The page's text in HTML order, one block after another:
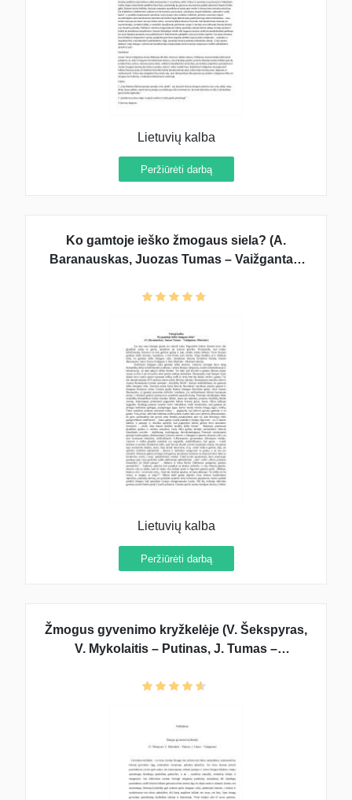
Lietuvių kalba
Peržiūrėti darbą
Ko gamtoje ieško žmogaus siela? (A.
Baranauskas, Juozas Tumas – Vaižgantas,
Lietuvių kalba
Peržiūrėti darbą
Žmogus gyvenimo kryžkelėje (V. Šekspyras,
V. Mykolaitis – Putinas, J. Tumas –